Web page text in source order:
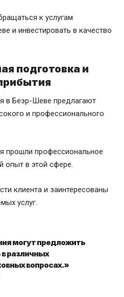
к услугам
и инвестировать в качество
подготовка и
в Беэр-Шеве предлагают
и профессионального
прошли профессиональное
опыт в этой сфере.
клиента и заинтересованы
услуг.
могут предложить
различных
вопросах.»